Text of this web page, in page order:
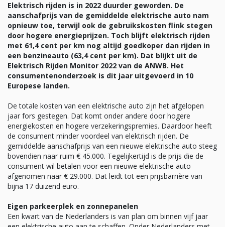
Elektrisch rijden is in 2022 duurder geworden. De
aanschafprijs van de gemiddelde elektrische auto nam
opnieuw toe, terwijl ook de gebruikskosten flink stegen
door hogere energieprijzen. Toch blijft elektrisch rijden
met 61,4 cent per km nog altijd goedkoper dan rijden in
een benzineauto (63,4 cent per km). Dat blijkt uit de
Elektrisch Rijden Monitor 2022 van de ANWB. Het
consumentenonderzoek is dit jaar uitgevoerd in 10
Europese landen.
De totale kosten van een elektrische auto zijn het afgelopen
jaar fors gestegen. Dat komt onder andere door hogere
energiekosten en hogere verzekeringspremies. Daardoor heeft
de consument minder voordeel van elektrisch rijden. De
gemiddelde aanschafprijs van een nieuwe elektrische auto steeg
bovendien naar ruim € 45.000. Tegelijkertijd is de prijs die de
consument wil betalen voor een nieuwe elektrische auto
afgenomen naar € 29.000. Dat leidt tot een prijsbarrière van
bijna 17 duizend euro.
Eigen parkeerplek en zonnepanelen
Een kwart van de Nederlanders is van plan om binnen vijf jaar